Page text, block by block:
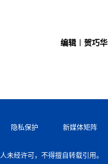
编辑︱贺巧华
隐私保护 新媒体矩阵
未经许可，不得擅自转载引用。